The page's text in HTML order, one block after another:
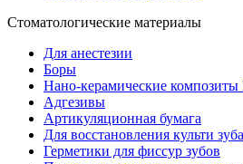
Стоматологические материалы
Для анестезии
Боры
Нано-керамические композиты
Адгезивы
Артикуляционная бумага
Для восстановления культи зуба
Герметики для фиссур зубов